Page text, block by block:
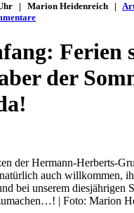
Uhr | Marion Heidenreich |
Ferien
der
der Hermann-Herberts-
auch willkommen,
bei unserem diesjährigen
| Foto: Marion